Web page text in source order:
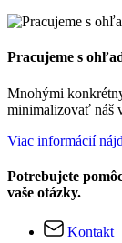
Pracujeme s
Mnohými
minimalizovať náš
Viac informácií
Potrebujete
vaše otázky.
Kontakt